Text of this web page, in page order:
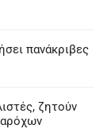
πανάκριβες
ζητούν